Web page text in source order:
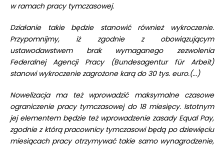
w ramach pracy tymczasowej.
Działanie takie będzie stanowić również wykroczenie.
Przypomnijmy, iż zgodnie z obowiązującym
ustawodawstwem brak wymaganego zezwolenia
Federalnej Agencji Pracy (Bundesagentur für Arbeit)
stanowi wykroczenie zagrożone karą do 30 tys. euro.(...)
Nowelizacja ma też wprowadzić maksymalne czasowe
ograniczenie pracy tymczasowej do 18 miesięcy. Istotnym
jej elementem będzie też wprowadzenie zasady Equal Pay,
zgodnie z którą pracownicy tymczasowi będą po dziewięciu
miesiącach pracy otrzymywać takie samo wynagrodzenie,